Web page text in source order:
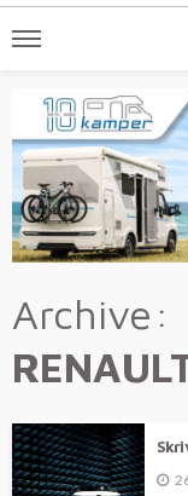
Archive